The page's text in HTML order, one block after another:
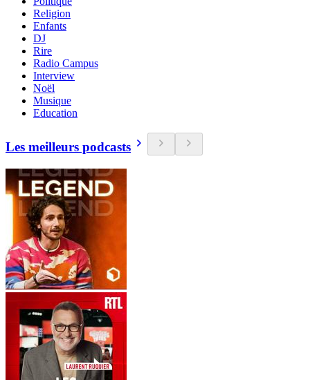
Religion
Enfants
DJ
Rire
Radio Campus
Interview
Noël
Musique
Education
Les meilleurs podcasts